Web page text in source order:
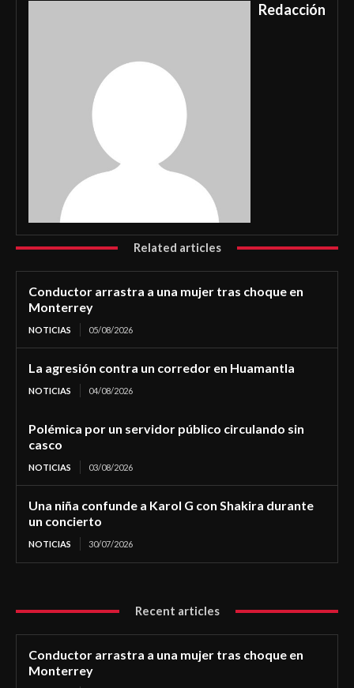
Redacción
Related articles
Conductor arrastra a una mujer tras choque en
Monterrey
NOTICIAS 05/08/2026
La agresión contra un corredor en Huamantla
NOTICIAS 04/08/2026
Polémica por un servidor público circulando sin
casco
NOTICIAS 03/08/2026
Una niña confunde a Karol G con Shakira durante
un concierto
NOTICIAS 30/07/2026
Recent articles
Conductor arrastra a una mujer tras choque en
Monterrey